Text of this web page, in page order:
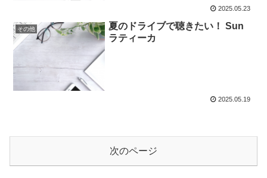
2025.05.23
その他
夏のドライブで聴きたい！ Sun
ラティーカ
2025.05.19
次のページ